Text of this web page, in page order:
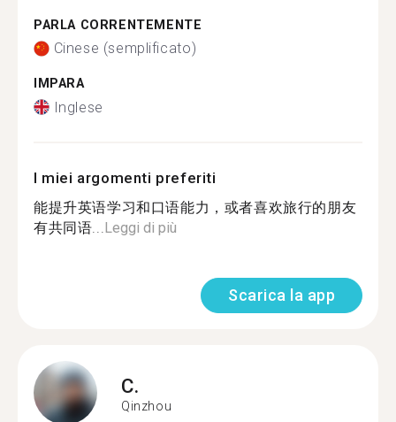
PARLA CORRENTEMENTE
Cinese (semplificato)
IMPARA
Inglese
I miei argomenti preferiti
能提升英语学习和口语能力，或者喜欢旅行的朋友
有共同语... Leggi di più
Scarica la app
C.
Qinzhou